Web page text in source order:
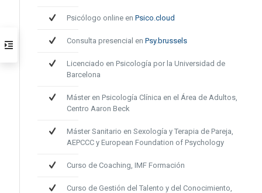
Psicólogo online en Psico.cloud
Consulta presencial en Psy.brussels
Licenciado en Psicología por la Universidad de
Barcelona
Máster en Psicología Clínica en el Área de Adultos,
Centro Aaron Beck
Máster Sanitario en Sexología y Terapia de Pareja,
AEPCCC y European Foundation of Psychology
Curso de Coaching, IMF Formación
Curso de Gestión del Talento y del Conocimiento,